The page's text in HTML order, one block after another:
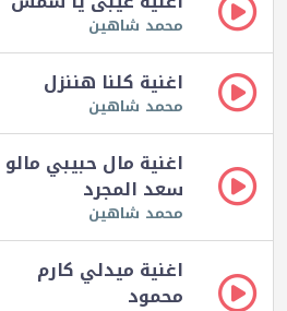
محمد شاهين
اغنية كلنا هننزل
محمد شاهين
اغنية مال حبيبي
سعد المجرد
محمد شاهين
اغنية ميدلي كارم
محمود